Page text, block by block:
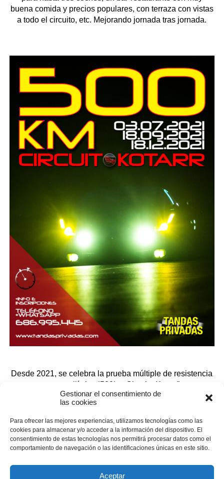
Gestionar el consentimiento de
las cookies
Para ofrecer las mejores experiencias, utilizamos tecnologías como las
cookies para almacenar y/o acceder a la información del dispositivo. El
consentimiento de estas tecnologías nos permitirá procesar datos como el
comportamiento de navegación o las identificaciones únicas en este sitio.
Aceptar
buena comida y precios populares, con terraza con vistas
a todo el circuito, etc. Mejorando jornada tras jornada.
Desde 2021, se celebra la prueba múltiple de resistencia
automovilística “500km Circuito Kotarr”.